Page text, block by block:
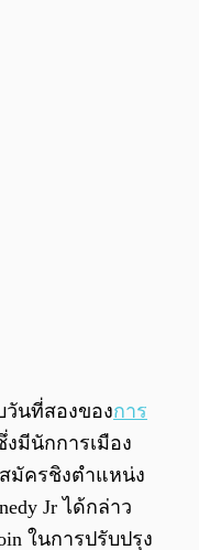
วันที่สองของการ
งมีนักการเมือง
มัครชิงตำแหน่ง
Jr ได้กล่าว
ในการปรับปรุง